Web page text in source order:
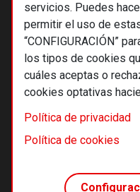
servicios. Puedes
permitir el uso de
“CONFIGURACIÓN”
los tipos de cookies
cuáles aceptas o
cookies optativas
Política de privacidad
Política de cookies
© 2026
Footer
Términos